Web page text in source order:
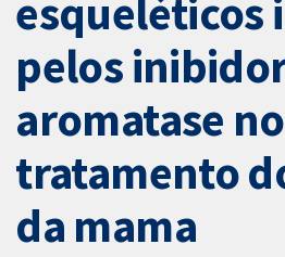
esqueléticos
pelos
aromatase no
tratamento
da mama